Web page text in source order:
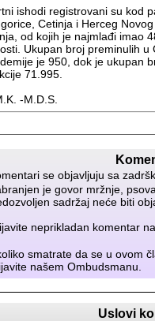
ishodi registrovani su kod
Cetinja i Herceg
od kojih je najmlađi imao
Ukupan broj preminulih u
je 950, dok je ukupan
71.995.
-M.D.S.
se objavljuju sa
je govor mržnje,
sadržaj neće biti
neprikladan komentar
smatrate da se u ovom
našemOmbudsmanu
Uslovi